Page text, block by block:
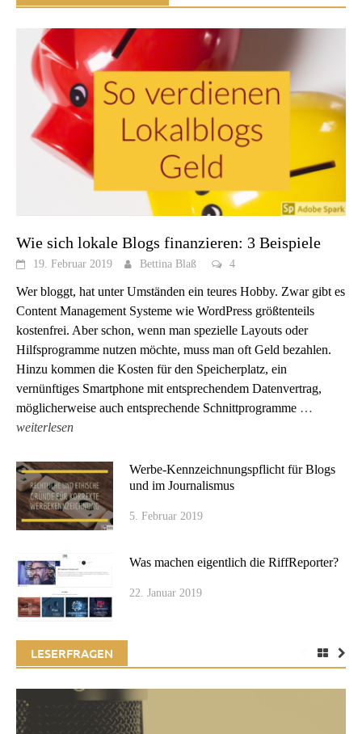
Wie sich lokale Blogs finanzieren: 3 Beispiele
19. Februar 2019 Bettina Blaß 4
Wer bloggt, hat unter Umständen ein teures Hobby. Zwar gibt es
Content Management Systeme wie WordPress größtenteils
kostenfrei. Aber schon, wenn man spezielle Layouts oder
Hilfsprogramme nutzen möchte, muss man oft Geld bezahlen.
Hinzu kommen die Kosten für den Speicherplatz, ein
vernünftiges Smartphone mit entsprechendem Datenvertrag,
möglicherweise auch entsprechende Schnittprogramme …
weiterlesen
Werbe-Kennzeichnungspflicht für Blogs
und im Journalismus
5. Februar 2019
Was machen eigentlich die RiffReporter?
22. Januar 2019
LESERFRAGEN